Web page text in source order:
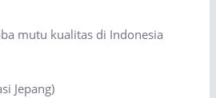
mutu kualitas di Indonesia
Jepang)